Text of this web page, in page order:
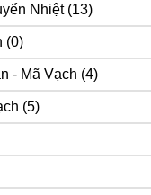
Nhiệt (13)
(0)
- Mã Vạch (4)
(5)